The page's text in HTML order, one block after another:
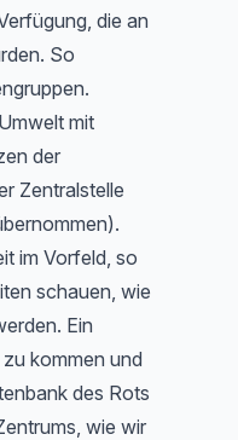
die an
So
mit
der
Zentralstelle
im Vorfeld, so
schauen, wie
Ein
kommen und
des Rots
wie wir